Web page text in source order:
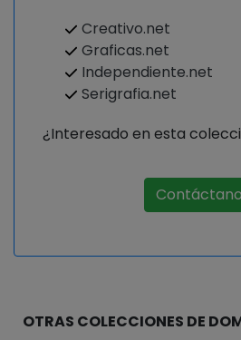
Creativo.net
Graficas.net
Independiente.net
Serigrafia.net
¿Interesado en esta
OTRAS COLECCIONES DE